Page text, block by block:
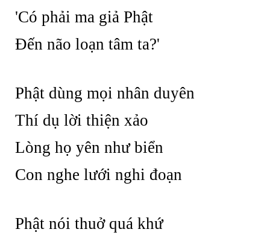
'Có phải ma giả Phật
Đến não loạn tâm ta?'
Phật dùng mọi nhân duyên
Thí dụ lời thiện xảo
Lòng họ yên như biển
Con nghe lưới nghi đoạn
Phật nói thuở quá khứ